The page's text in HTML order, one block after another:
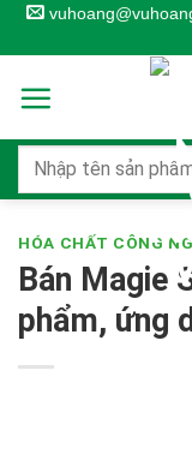
Skip
to
content
HÓA CHẤT CÔNG
Bán Magie
phẩm, ứng